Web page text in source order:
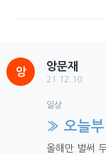
앙
앙문재
21.12.10
일상
» 오늘부
올해만 벌써